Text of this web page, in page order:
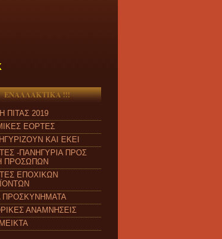
ώρα 09:00 π.μ. έως 04:00 μ.μ.
ΕΝΑΛΛΑΚΤΙΚΑ !!!
ΠΙΤΑΣ 2019
ΕΟΡΤΕΣ
ΚΑΙ ΕΚΕΙ
-ΠΑΝΗΓΥΡΙΑ ΠΡΟΣ
ΠΡΟΣΩΠΩΝ
ΕΠΟΧΙΚΩΝ
ΠΡΟΣΚΥΝΗΜΑΤΑ
ΑΝΑΜΝΗΣΕΙΣ